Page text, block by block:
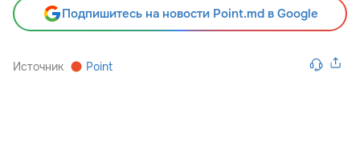
Подпишитесь на новости Point.md в Google
Источник Point